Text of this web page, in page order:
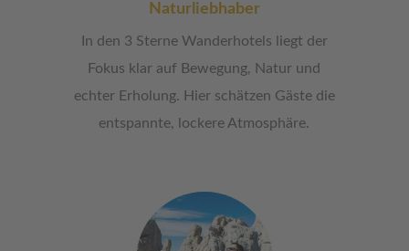
Naturliebhaber
In den 3 Sterne Wanderhotels liegt der
Fokus klar auf Bewegung, Natur und
echter Erholung. Hier schätzen Gäste die
entspannte, lockere Atmosphäre.